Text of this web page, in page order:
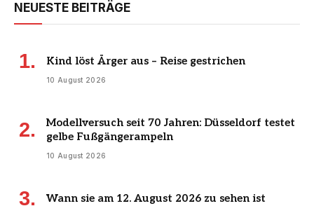
NEUESTE BEITRÄGE
Kind löst Ärger aus – Reise gestrichen
10 August 2026
Modellversuch seit 70 Jahren: Düsseldorf testet
gelbe Fußgängerampeln
10 August 2026
Wann sie am 12. August 2026 zu sehen ist